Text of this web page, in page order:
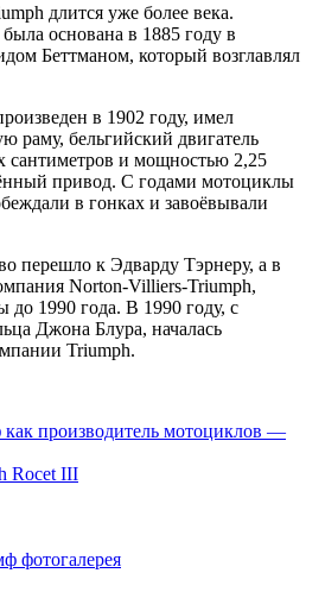
длится уже более века.
основана в 1885 году в
Беттманом, который возглавлял
в 1902 году, имел
раму, бельгийский двигатель
сантиметров и мощностью 2,25
привод. С годами мотоциклы
в гонках и завоёвывали
перешло к Эдварду Тэрнеру, а в
Norton-Villiers-Triumph,
1990 года. В 1990 году, с
Джона Блура, началась
Triumph.
производитель мотоциклов —
Rocet III
фотогалерея